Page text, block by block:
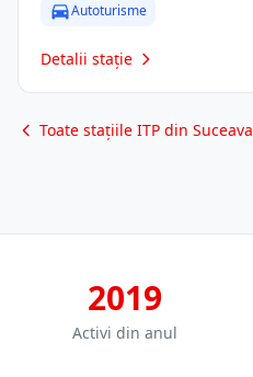
Autoturisme
Detalii stație
Toate stațiile ITP din Suceava
2019
Activi din anul